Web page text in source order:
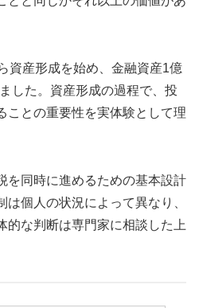
資産形成を始め、金融資産1億
した。資産形成の過程で、投
ことの重要性を実体験として理
を同時に進めるための基本設計
は個人の状況によって異なり、
的な判断は専門家に相談した上